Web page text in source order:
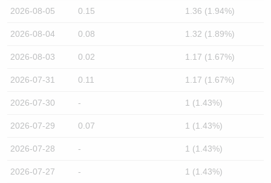
2026-08-05 0.15 1.36 (1.94%)
2026-08-04 0.08 1.32 (1.89%)
2026-08-03 0.02 1.17 (1.67%)
2026-07-31 0.11 1.17 (1.67%)
2026-07-30 - 1 (1.43%)
2026-07-29 0.07 1 (1.43%)
2026-07-28 - 1 (1.43%)
2026-07-27 - 1 (1.43%)